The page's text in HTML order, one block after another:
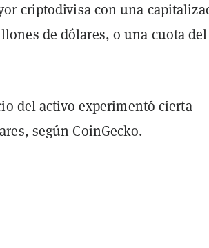
criptodivisa con una
de dólares, o una cuota del
del activo experimentó cierta
según CoinGecko.